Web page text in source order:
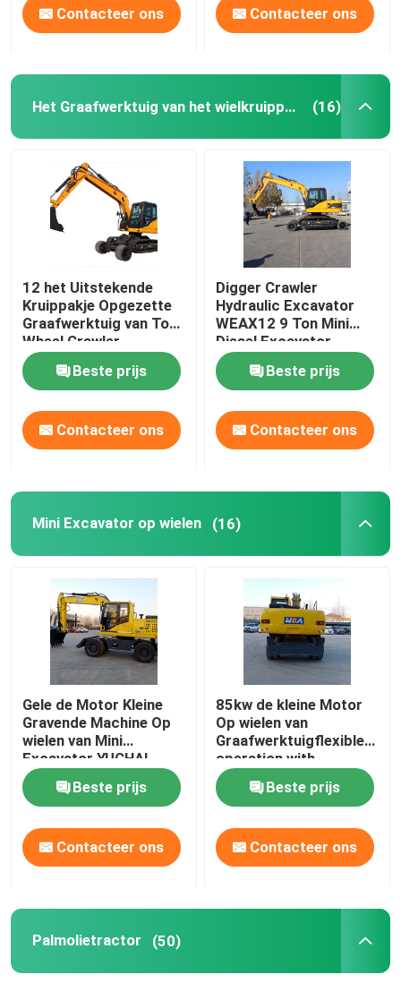
Over ons
Fabriekstocht
Kwaliteitscontrole
NEEM CONTACT MET ONS OP
Hydraulisch Kruippakjegraafwerktuig
Het Graafwerktuig van het wielkruippakje
Mini Excavator op wielen
Palmolietractor
Kruippakje Mini Dumper
Zware Materiaalbulldozer
Front End Wheel Loader
De zware Nivelleermachine van de Materiaalmotor
Contacteer ons Contacteer ons
Het Graafwerktuig van het wielkruippakje (16)
12 het Uitstekende
Kruippakje Opgezette
Graafwerktuig van Ton
Wheel Crawler
Excavator Flexible
Beste prijs
Contacteer ons
Digger Crawler
Hydraulic Excavator
WEAX12 9 Ton Mini
Diesel Excavator
Beste prijs
Contacteer ons
Mini Excavator op wielen (16)
Gele de Motor Kleine
Gravende Machine Op
wielen van Mini
Excavator YUCHAI
Beste prijs
Contacteer ons
85kw de kleine Motor
Op wielen van
Graafwerktuigflexible
operation with
Changchai
Beste prijs
Contacteer ons
Palmolietractor (50)